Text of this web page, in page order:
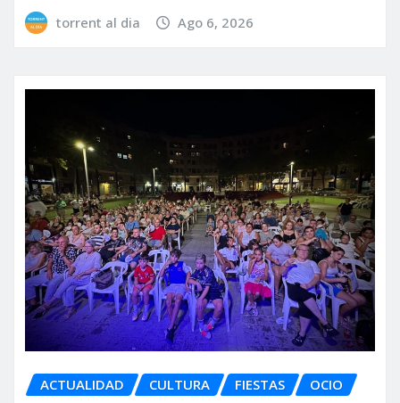
torrent al dia Ago 6, 2026
ACTUALIDAD CULTURA FIESTAS OCIO